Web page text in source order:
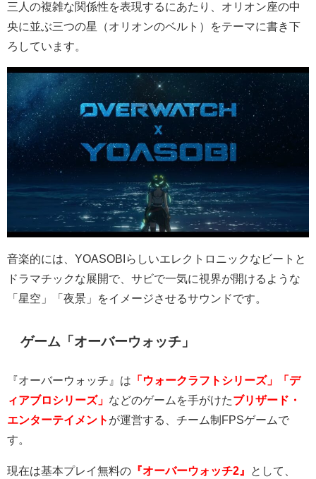
三人の複雑な関係性を表現するにあたり、オリオン座の中
央に並ぶ三つの星（オリオンのベルト）をテーマに書き下
ろしています。
音楽的には、 YOASOBI らしいエレクトロニックなビートと
ドラマチックな展開で、サビで一気に視界が開けるような
「星空」「夜景」をイメージさせるサウンドです。
ゲーム「オーバーウォッチ」
『オーバーウォッチ』は 「ウォークラフトシリーズ」「デ
ィアブロシリーズ」 などのゲームを手がけたブリザード・
エンターテイメント が運営する、チーム制 FPSゲームで
す。
現在は基本プレイ無料の 『オーバーウォッチ2』 として、